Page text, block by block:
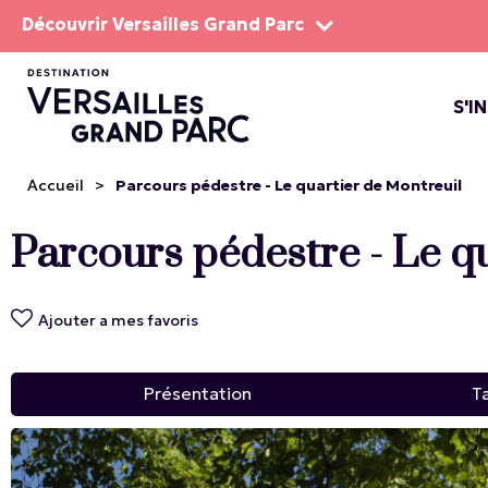
Découvrir Versailles Grand Parc
Accueil > Parcours pédestre - Le quartier de Montreuil
Parcours pédestre - Le
Ajouter a mes favoris
Présentation